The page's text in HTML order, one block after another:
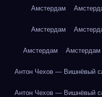
Амстердам
Амстердам
Амстердам Амстердам
Антон Чехов — Вишнёвый
Антон Чехов — Вишнёвый